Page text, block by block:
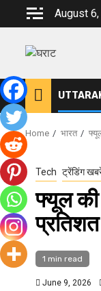
August
Home भारत
Tech ट्रेंडिंग
फ्यूल की
1 min read
June 9, 2026